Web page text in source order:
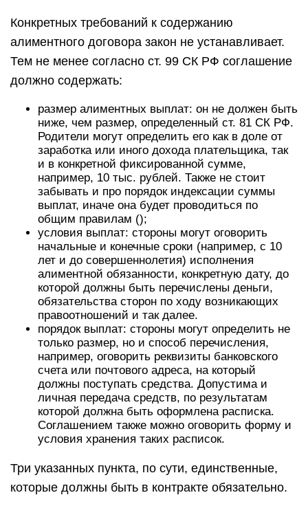
Конкретных требований к содержанию
алиментного договора закон не устанавливает.
Тем не менее согласно ст. 99 СК РФ соглашение
должно содержать:
размер алиментных выплат: он не должен быть
ниже, чем размер, определенный ст. 81 СК РФ.
Родители могут определить его как в доле от
заработка или иного дохода плательщика, так
и в конкретной фиксированной сумме,
например, 10 тыс. рублей. Также не стоит
забывать и про порядок индексации суммы
выплат, иначе она будет проводиться по
общим правилам ();
условия выплат: стороны могут оговорить
начальные и конечные сроки (например, с 10
лет и до совершеннолетия) исполнения
алиментной обязанности, конкретную дату, до
которой должны быть перечислены деньги,
обязательства сторон по ходу возникающих
правоотношений и так далее.
порядок выплат: стороны могут определить не
только размер, но и способ перечисления,
например, оговорить реквизиты банковского
счета или почтового адреса, на который
должны поступать средства. Допустима и
личная передача средств, по результатам
которой должна быть оформлена расписка.
Соглашением также можно оговорить форму и
условия хранения таких расписок.
Три указанных пункта, по сути, единственные,
которые должны быть в контракте обязательно.